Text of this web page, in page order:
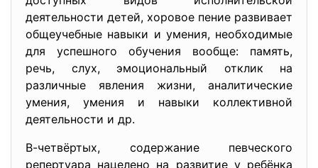
деятельности детей, хоровое пение развивает
общеучебные навыки и умения, необходимые
для успешного обучения вообще: память,
речь, слух, эмоциональный отклик на
различные явления жизни, аналитические
умения, умения и навыки коллективной
деятельности и др.
В-четвёртых, содержание певческого
репертуара нацелено на развитие у ребёнка